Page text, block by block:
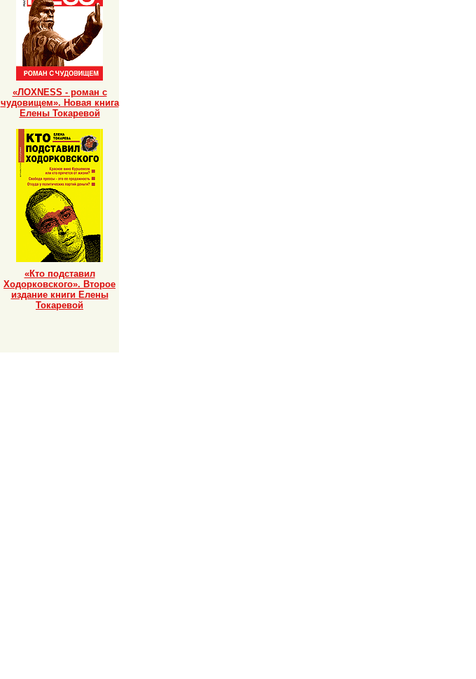
«ЛОХNESS - роман с
чудовищем». Новая книга
Елены Токаревой
«Кто подставил
Ходорковского». Второе
издание книги Елены
Токаревой